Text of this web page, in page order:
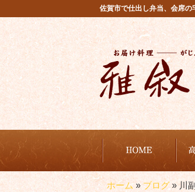
ン
テ
ツ
へ
ス
キ
佐賀市で仕出し弁当、会席
ら選ぶ 商品から選ぶ 雅叙苑が選ばれる理由ご注
ホーム» ブログ» 川